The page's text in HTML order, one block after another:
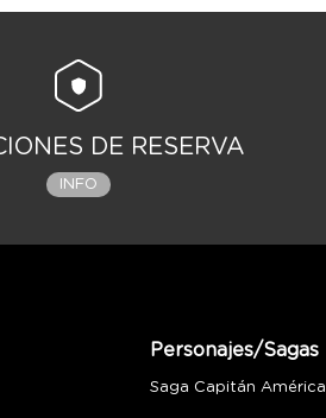
DE RESERVA
INFO
Personajes/Sagas
Saga Capitán América